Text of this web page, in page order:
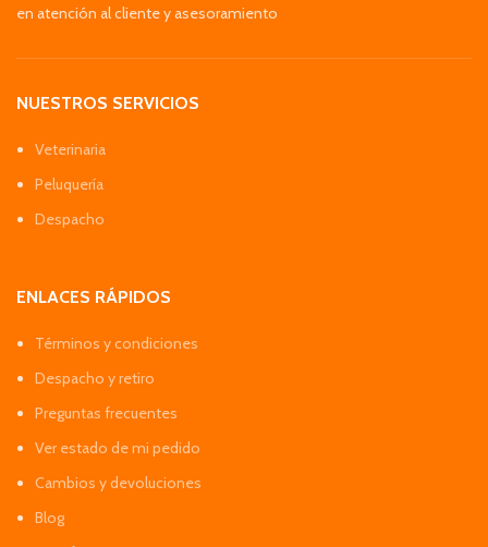
en atención al cliente y asesoramiento
NUESTROS SERVICIOS
Veterinaria
Peluquería
Despacho
ENLACES RÁPIDOS
Términos y condiciones
Despacho y retiro
Preguntas frecuentes
Ver estado de mi pedido
Cambios y devoluciones
Blog